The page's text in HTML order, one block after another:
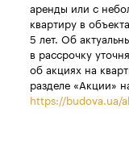
аренды или с
квартиру в
5 лет. Об
в рассрочку
об акциях на
разделе «Акции»
https://budova.ua/